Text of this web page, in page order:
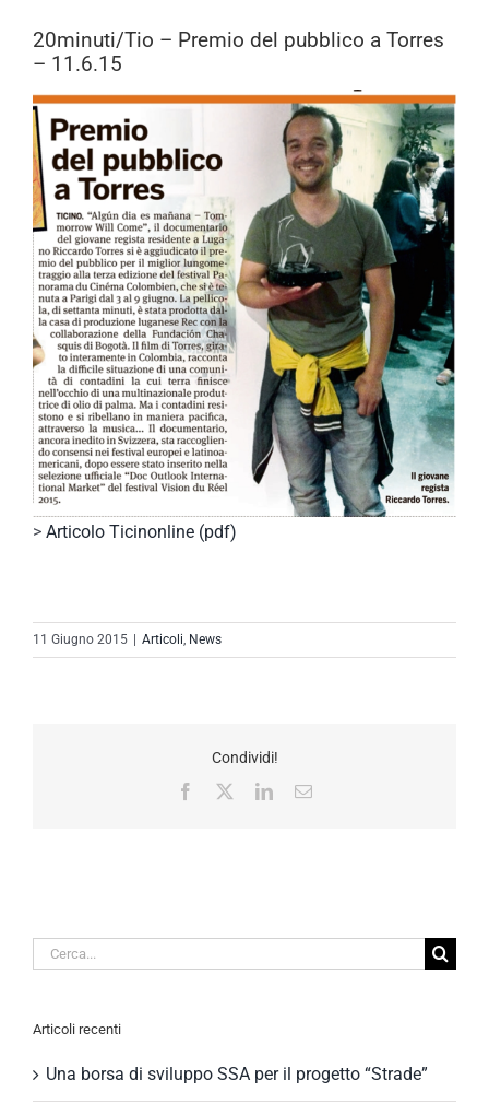
20minuti/Tio – Premio del pubblico a Torres
– 11.6.15
> Articolo Ticinonline (pdf)
11 Giugno 2015 | Articoli News
Condividi!
Facebook
LinkedInEmail
Cerca
Articoli recenti
Una borsa di sviluppo SSA per il progetto “Strade”